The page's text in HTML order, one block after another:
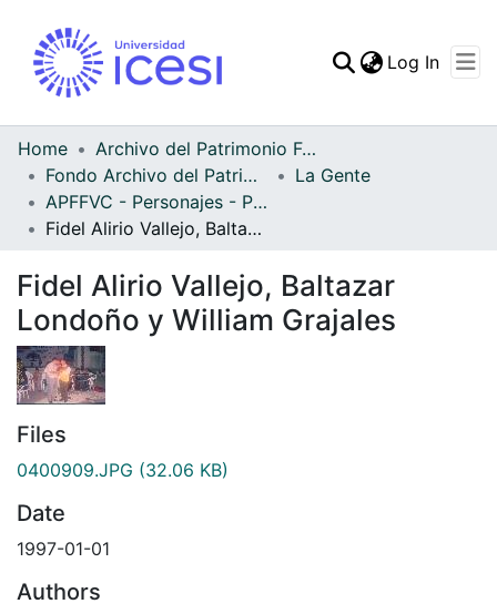
Statistics
Log In
Home
Archivo del Patrimonio Fotográfico y Fílmico del Valle del Cauca
Fondo Archivo del Patrimonio Fotográfico y Fílmico del Valle del Cauca
La Gente
APFFVC - Personajes - Patrimonial
Fidel Alirio Vallejo, Baltazar Londoño y William Grajales
Fidel Alirio Vallejo, Baltazar
Londoño y William Grajales
Files
0400909.JPG (32.06 KB)
Date
1997-01-01
Authors